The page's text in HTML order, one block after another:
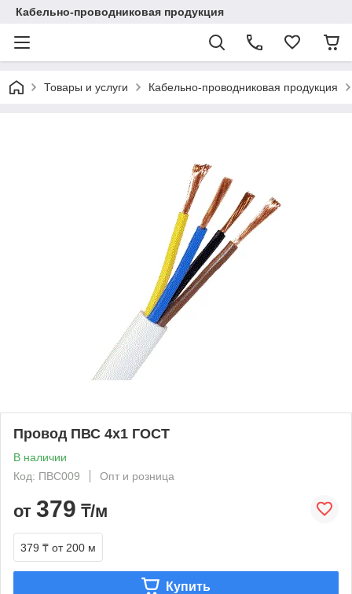
Кабельно-проводниковая продукция
Товары и услуги Кабельно-проводниковая продукция
Провод ПВС 4x1 ГОСТ
В наличии
Код: ПВС009
Опт и розница
от 379 ₸/м
379 ₸ от 200 м
Купить